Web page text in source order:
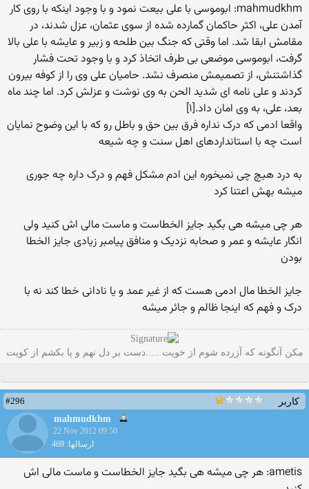
mahmudkhm: ابوموسی با علی بیعت نمود و با وجود اینکه با روی کار
آمدن علی، اکثر حاکمان گمارده شده از سوی عثمان، عزل شدند، در
مقامش ابقا شد. اما وقتی که جنگ بین طلحه و زبیر و عایشه با علی بالا
گرفت، ابوموسی موضعی بی طرف اتخاذ کرد و با وجود تحت فشار
گذاشتنش، از تصمیمش منصرف نشد. حامیان علی وی را از کوفه بیرون
کردند و علی نامه ای شدید الحن به وی نوشت و عزلش کرد. اما چند ماه
بعد، علی، به وی امان داد.[۱]
واقعا ادمی که درک نداره فرق بین حق و باطل رو که با این وضوح نمایان
است چه با استانداردهای اهل سنت و چه شیعه
به درد هیچ چی نمیخوره این ادم مشکل فهم و درک داره چه جوری
میشه بهش اعتنا کرد
هر چی میشه هی بگید جایز الخطاست و ماست مالی اش کنید ولی
انگار عایشه و عمر و صحابه نزدیک و منافق پیامبر زیادی جایز الخطا
بودن
جایز الخطا مال ادمی هست که از غیر عمد و یا نادانی خطا کند نه با
درک و فهم که اینجا ظالم و جائر میشه
مکن آنگونه که آزرده شوم از خویت .....دست بر دل نهم و پا بکشم از کویت
کاربر
#296
mahmudkhm
22 Nov 2012 09:50
ارسالها: 469
ametis: هر چی میشه هی بگید جایز الخطاست و ماست مالی اش